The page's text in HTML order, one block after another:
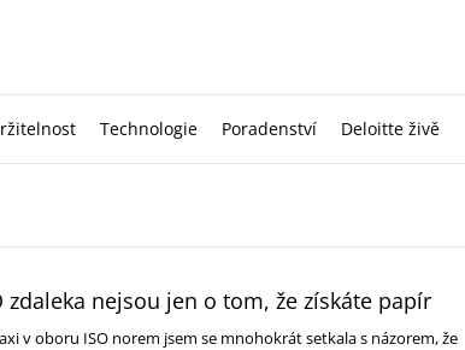
Technologie Poradenství Deloitte živě
nejsou jen o tom, že získáte papír
v oboru ISO norem jsem se mnohokrát setkala s názorem, že